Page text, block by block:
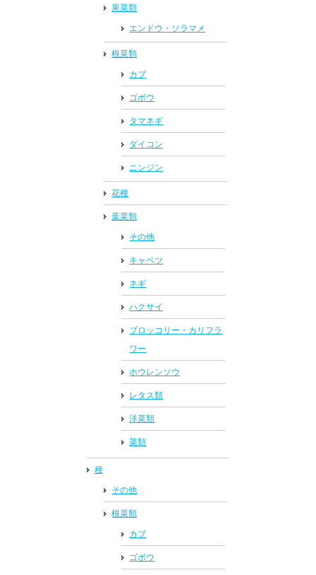
果菜類
エンドウ・ソラマメ
根菜類
カブ
ゴボウ
タマネギ
ダイコン
ニンジン
花種
葉菜類
その他
キャベツ
ネギ
ハクサイ
ブロッコリー・カリフラ
ワー
ホウレンソウ
レタス類
洋菜類
菜類
種
その他
根菜類
カブ
ゴボウ